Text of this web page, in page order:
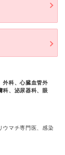
外科、心臓血管外
科、泌尿器科、眼
ウマチ専門医、感染